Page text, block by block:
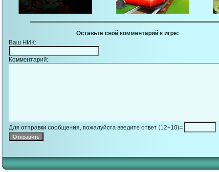
Оставьте свой комментарий к игре:
Ваш НИК:
Комментарий:
Для отправки сообщения, пожалуйста введите ответ (12+10)=